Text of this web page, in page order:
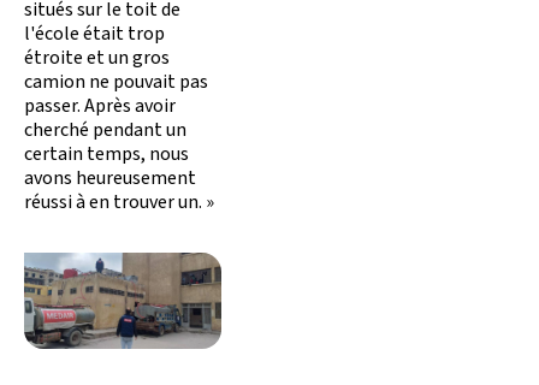
situés sur le toit de
l'école était trop
étroite et un gros
camion ne pouvait pas
passer. Après avoir
cherché pendant un
certain temps, nous
avons heureusement
réussi à en trouver un. »